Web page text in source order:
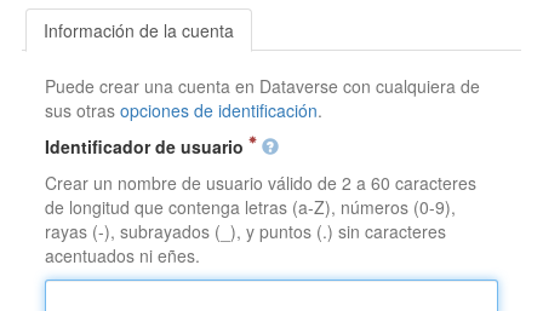
Información de la cuenta
Puede crear una cuenta en Dataverse con cualquiera de
sus otrasopciones de identificación.
Identificador de usuario
Crear un nombre de usuario válido de 2 a 60 caracteres
de longitud que contenga letras (a-Z), números (0-9),
rayas (-), subrayados (_), y puntos (.) sin caracteres
acentuados ni eñes.